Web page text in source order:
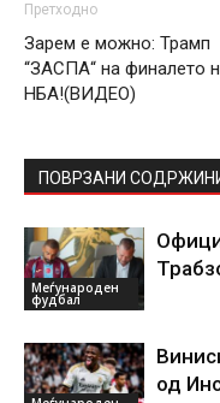
Претходно
Зарем е можно: Трамп
“ЗАСПА“ на финалето
НБА!(ВИДЕО)
ПОВРЗАНИ
Меѓународен
фудбал
од